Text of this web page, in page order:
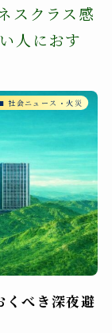
スクラス感
人におす
社会ニュース・火災
べき深夜避